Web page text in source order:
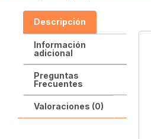
Descripción
Información
adicional
Preguntas
Frecuentes
Valoraciones (0)